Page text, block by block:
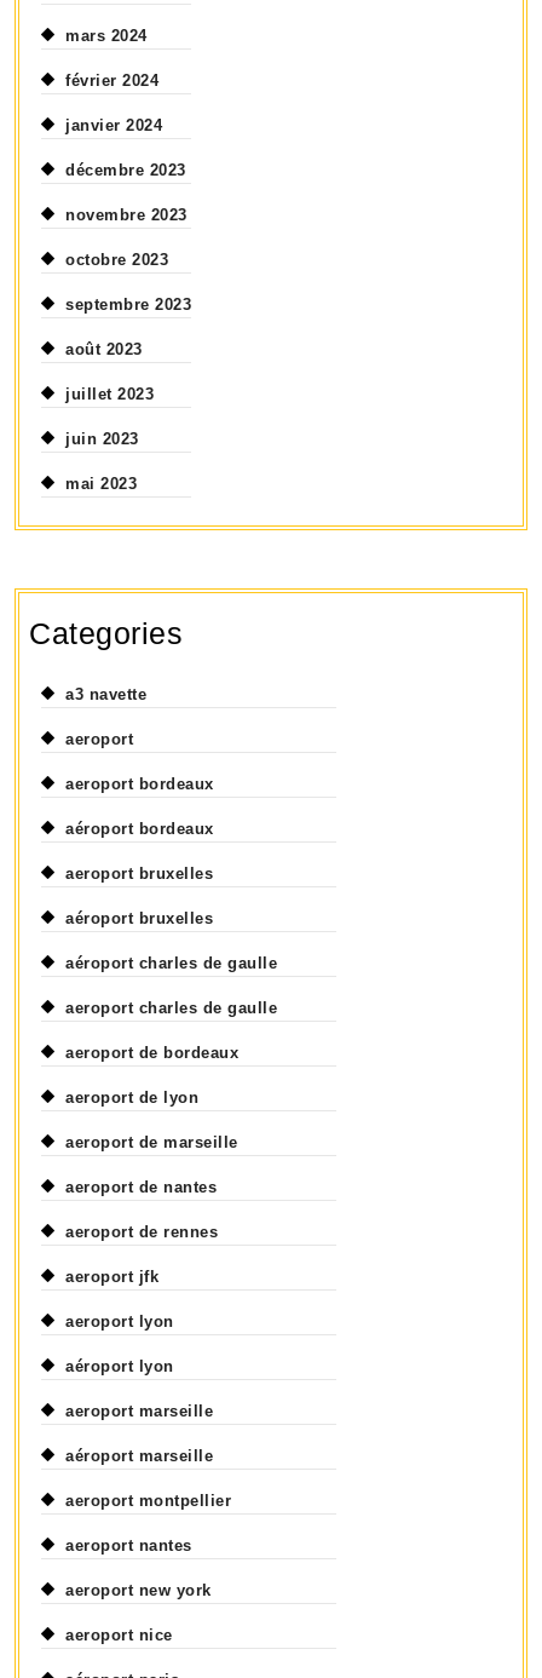
mars 2024
février 2024
janvier 2024
décembre 2023
novembre 2023
octobre 2023
septembre 2023
août 2023
juillet 2023
juin 2023
mai 2023
Categories
a3 navette
aeroport
aeroport bordeaux
aéroport bordeaux
aeroport bruxelles
aéroport bruxelles
aéroport charles de gaulle
aeroport charles de gaulle
aeroport de bordeaux
aeroport de lyon
aeroport de marseille
aeroport de nantes
aeroport de rennes
aeroport jfk
aeroport lyon
aéroport lyon
aeroport marseille
aéroport marseille
aeroport montpellier
aeroport nantes
aeroport new york
aeroport nice